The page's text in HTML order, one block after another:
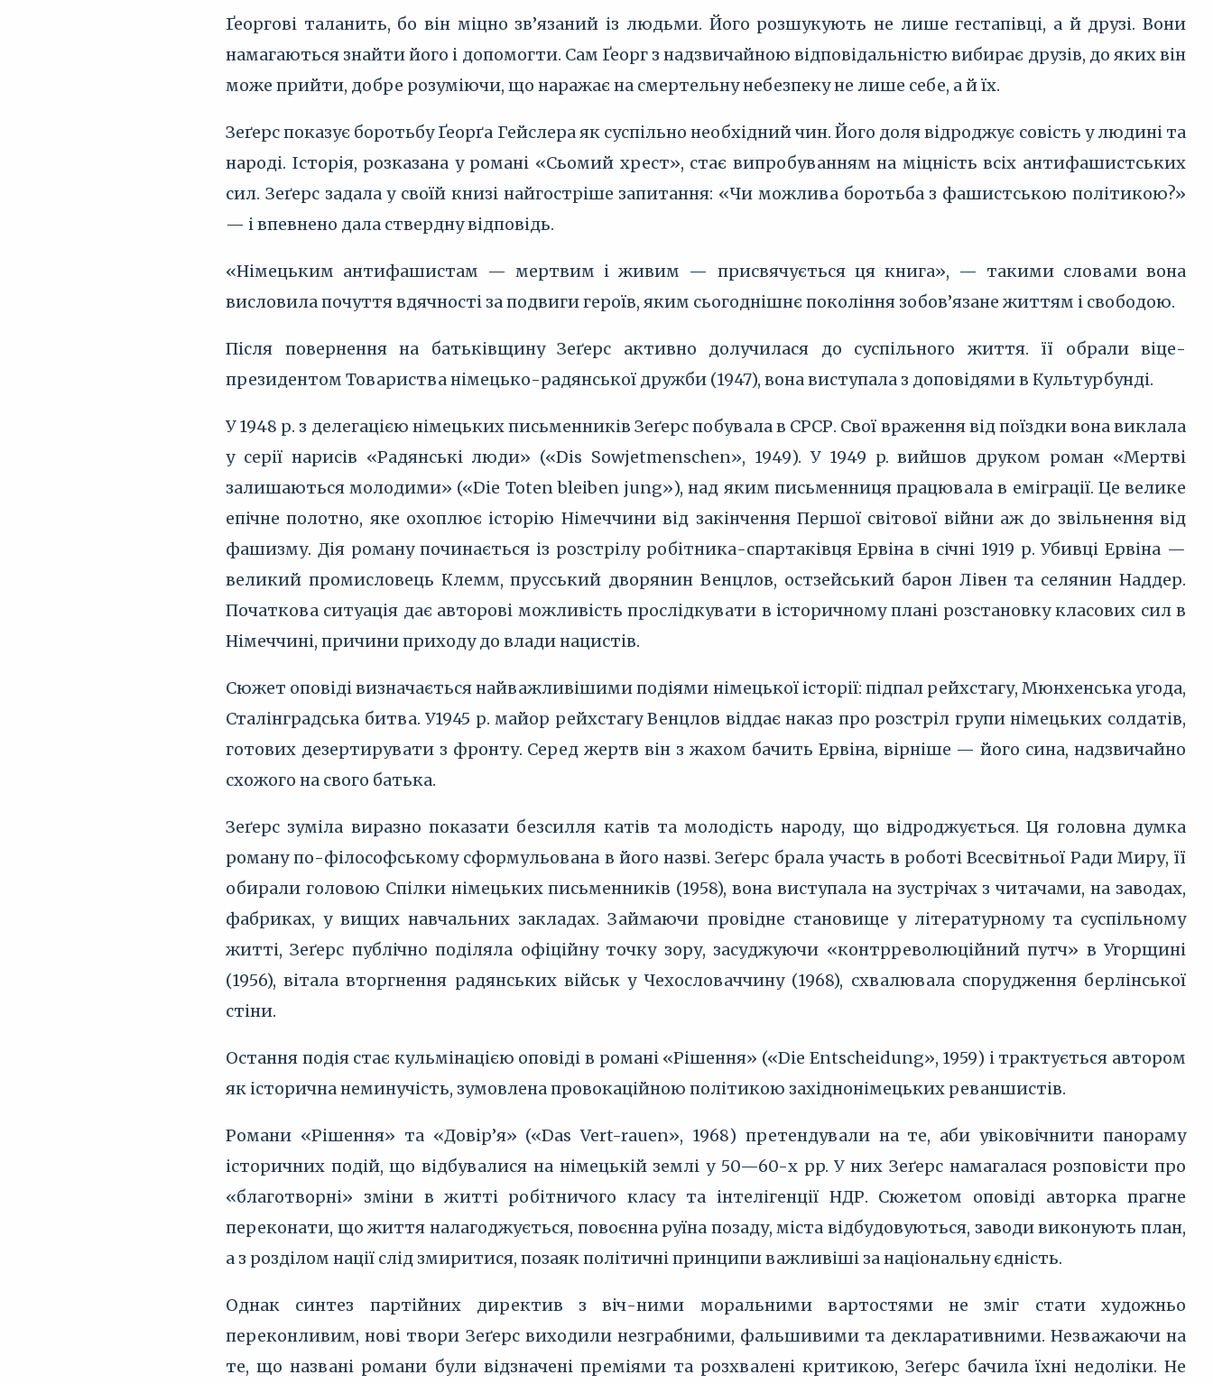
Ґеоргові таланить, бо він міцно зв’язаний із людьми. Його розшукують не лише гестапівці, а й друзі. Вони
намагаються знайти його і допомогти. Сам Ґеорг з надзвичайною відповідальністю вибирає друзів, до яких він
може прийти, добре розуміючи, що наражає на смертельну небезпеку не лише себе, а й їх.
Зеґерс показує боротьбу Ґеорґа Гейслера як суспільно необхідний чин. Його доля відроджує совість у людині та
народі. Історія, розказана у романі «Сьомий хрест», стає випробуванням на міцність всіх антифашистських
сил. Зеґерс задала у своїй книзі найгостріше запитання: «Чи можлива боротьба з фашистською політикою?»
— і впевнено дала ствердну відповідь.
«Німецьким антифашистам — мертвим і живим — присвячується ця книга», — такими словами вона
висловила почуття вдячності за подвиги героїв, яким сьогоднішнє покоління зобов’язане життям і свободою.
Після повернення на батьківщину Зеґерс активно долучилася до суспільного життя. її обрали віце-
президентом Товариства німецько-радянської дружби (1947), вона виступала з доповідями в Культурбунді.
У 1948 р. з делегацією німецьких письменників Зеґерс побувала в СРСР. Свої враження від поїздки вона виклала
у серії нарисів «Радянські люди» («Dis Sowjetmenschen», 1949). У 1949 p. вийшов друком роман «Мертві
залишаються молодими» («Die Toten bleiben jung»), над яким письменниця працювала в еміграції. Це велике
епічне полотно, яке охоплює історію Німеччини від закінчення Першої світової війни аж до звільнення від
фашизму. Дія роману починається із розстрілу робітника-спартаківця Ервіна в січні 1919 р. Убивці Ервіна —
великий промисловець Клемм, прусський дворянин Венцлов, остзейський барон Лівен та селянин Наддер.
Початкова ситуація дає авторові можливість прослідкувати в історичному плані розстановку класових сил в
Німеччині, причини приходу до влади нацистів.
Сюжет оповіді визначається найважливішими подіями німецької історії: підпал рейхстагу, Мюнхенська угода,
Сталінградська битва. У1945 р. майор рейхстагу Венцлов віддає наказ про розстріл групи німецьких солдатів,
готових дезертирувати з фронту. Серед жертв він з жахом бачить Ервіна, вірніше — його сина, надзвичайно
схожого на свого батька.
Зеґерс зуміла виразно показати безсилля катів та молодість народу, що відроджується. Ця головна думка
роману по-філософському сформульована в його назві. Зеґерс брала участь в роботі Всесвітньої Ради Миру, її
обирали головою Спілки німецьких письменників (1958), вона виступала на зустрічах з читачами, на заводах,
фабриках, у вищих навчальних закладах. Займаючи провідне становище у літературному та суспільному
житті, Зеґерс публічно поділяла офіційну точку зору, засуджуючи «контрреволюційний путч» в Угорщині
(1956), вітала вторгнення радянських військ у Чехословаччину (1968), схвалювала спорудження берлінської
стіни.
Остання подія стає кульмінацією оповіді в романі «Рішення» («Die Entscheidung», 1959) і трактується автором
як історична неминучість, зумовлена провокаційною політикою західнонімецьких реваншистів.
Романи «Рішення» та «Довір’я» («Das Vert-rauen», 1968) претендували на те, аби увіковічнити панораму
історичних подій, що відбувалися на німецькій землі у 50—60-х pp. У них Зеґерс намагалася розповісти про
«благотворні» зміни в житті робітничого класу та інтелігенції НДР. Сюжетом оповіді авторка прагне
переконати, що життя налагоджується, повоєнна руїна позаду, міста відбудовуються, заводи виконують план,
а з розділом нації слід змиритися, позаяк політичні принципи важливіші за національну єдність.
Однак синтез партійних директив з віч-ними моральними вартостями не зміг стати художньо
переконливим, нові твори Зеґерс виходили незграбними, фальшивими та декларативними. Незважаючи на
те, що названі романи були відзначені преміями та розхвалені критикою, Зеґерс бачила їхні недоліки. Не